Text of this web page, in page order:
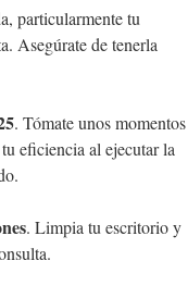
particularmente tu
Asegúrate de tenerla
. Tómate unos momentos
eficiencia al ejecutar la
. Limpia tu escritorio y